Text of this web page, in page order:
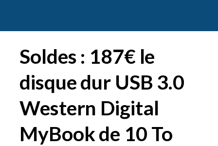
Soldes : 187€ le
disque dur USB 3.0
Western Digital
MyBook de 10 To